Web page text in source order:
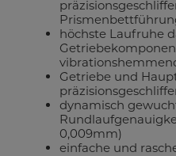
höchste Laufruhe
Getriebe und
dynamisch
0,009mm)
einfache und